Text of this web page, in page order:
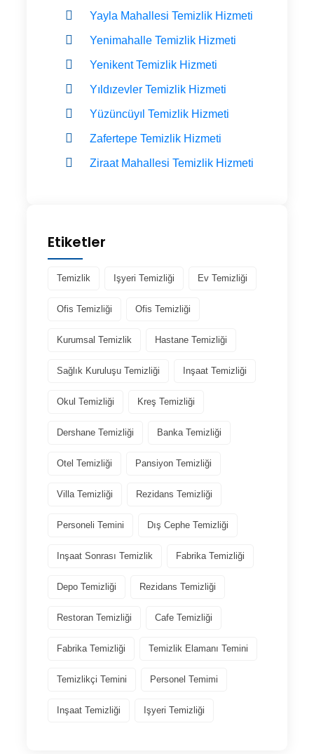
Yayla Mahallesi Temizlik Hizmeti
Yenimahalle Temizlik Hizmeti
Yenikent Temizlik Hizmeti
Yıldızevler Temizlik Hizmeti
Yüzüncüyıl Temizlik Hizmeti
Zafertepe Temizlik Hizmeti
Ziraat Mahallesi Temizlik Hizmeti
Etiketler
Temizlik Işyeri Temizliği Ev Temizliği
Ofis Temizliği Ofis Temizliği
Kurumsal Temizlik Hastane Temizliği
Sağlık Kuruluşu Temizliği Inşaat Temizliği
Okul Temizliği Kreş Temizliği
Dershane Temizliği Banka Temizliği
Otel Temizliği Pansiyon Temizliği
Villa Temizliği Rezidans Temizliği
Personeli Temini Dış Cephe Temizliği
Inşaat Sonrası Temizlik Fabrika Temizliği
Depo Temizliği Rezidans Temizliği
Restoran Temizliği Cafe Temizliği
Fabrika Temizliği Temizlik Elamanı Temini
Temizlikçi Temini Personel Temimi
Inşaat Temizliği Işyeri Temizliği